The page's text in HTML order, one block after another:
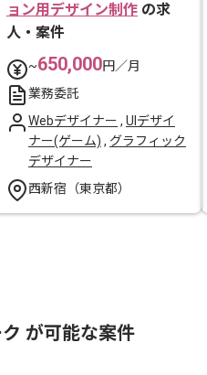
ョン用デザイン制作 の求
人・案件
~650,000円／月
業務委託
Webデザイナー , UIデザイ
ナー(ゲーム) , グラフィック
デザイナー
西新宿（東京都）
が可能な案件